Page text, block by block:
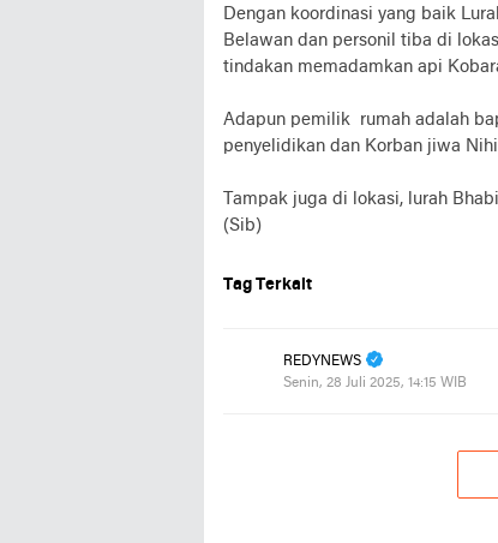
Dengan koordinasi yang baik
Belawan dan personil tiba di
tindakan memadamkan api
Adapun pemilik rumah adalah
penyelidikan dan Korban jiwa Nihil
Tampak juga di lokasi, lurah
(Sib)
Tag Terkait
REDYNEWS
Senin, 28 Juli 2025, 14:15 WIB